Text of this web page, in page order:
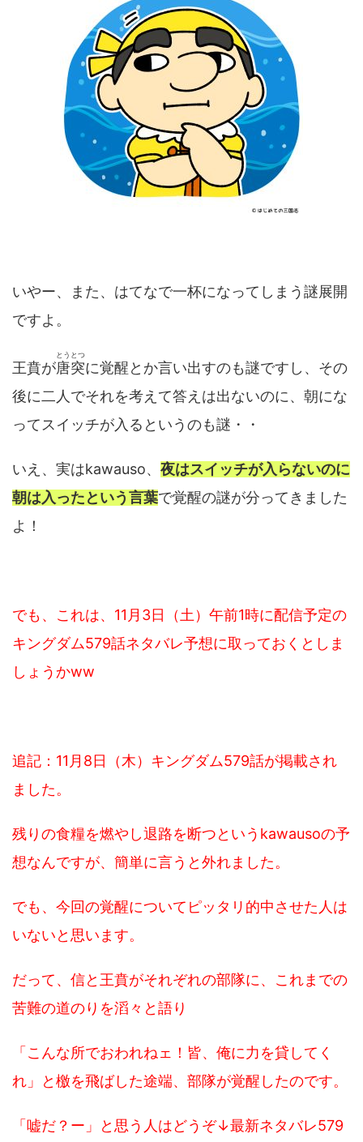
いやー、また、はてなで一杯になってしまう謎展開
ですよ。
王賁が唐突
とうとつ
に覚醒とか言い出すのも謎ですし、その
後に二人でそれを考えて答えは出ないのに、朝にな
ってスイッチが入るというのも謎・・
いえ、実はkawauso、 夜はスイッチが入らないのに
朝は入ったという言葉で覚醒の謎が分ってきました
よ！
でも、これは、11月3日（土）午前1時に配信予定の
キングダム579話ネタバレ予想に取っておくとしま
しょうかww
追記：11月8日（木）キングダム579話が掲載され
ました。
残りの食糧を燃やし退路を断つというkawausoの予
想なんですが、簡単に言うと外れました。
でも、今回の覚醒についてピッタリ的中させた人は
いないと思います。
だって、信と王賁がそれぞれの部隊に、これまでの
苦難の道のりを滔々と語り
「こんな所でおわれねェ！皆、俺に力を貸してく
れ」と檄を飛ばした途端、部隊が覚醒したのです。
「嘘だ？ー」と思う人はどうぞ↓最新ネタバレ579